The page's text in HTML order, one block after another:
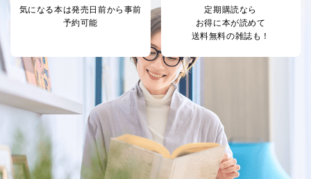
等をご利用の方の
個人情報
サービス、キャンペーン等の広告
に関するご案内のため
7
SNS公式アカウン
トに登録された方
当社のサービス利用状況の把握お
よびその分析のため
お問い合わせ対応、トラブル対
処、オペレーター教育など応対品
質向上のため
その他当社のプライバシーポリシ
ー等にて公表する利用目的達成の
ため
※上記の利用目的のうちNo.1～5については保有個人デ
ータ（開示対象個人情報）の利用目的であり、下記4.の
開示等のご請求に対応させていただきます。
気になる本は発売日前から事前
予約可能
定期購読なら
お得に本が読めて
送料無料の雑誌も！